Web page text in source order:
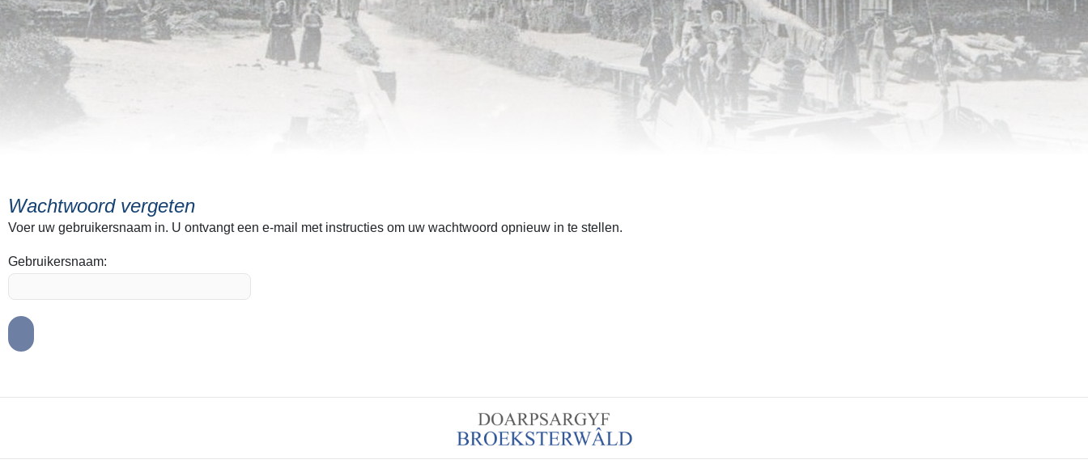
Wachtwoord vergeten
Voer uw gebruikersnaam in. U ontvangt een e-mail met instructies om uw wachtwoord opnieuw in te stellen.
Gebruikersnaam: